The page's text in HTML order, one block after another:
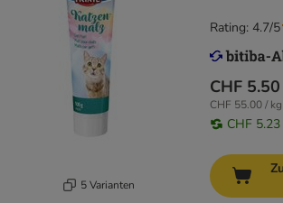
5 Varianten
CHF 5.50
CHF 55.00 / kg
CHF 5.23
Rating: 4.7/5